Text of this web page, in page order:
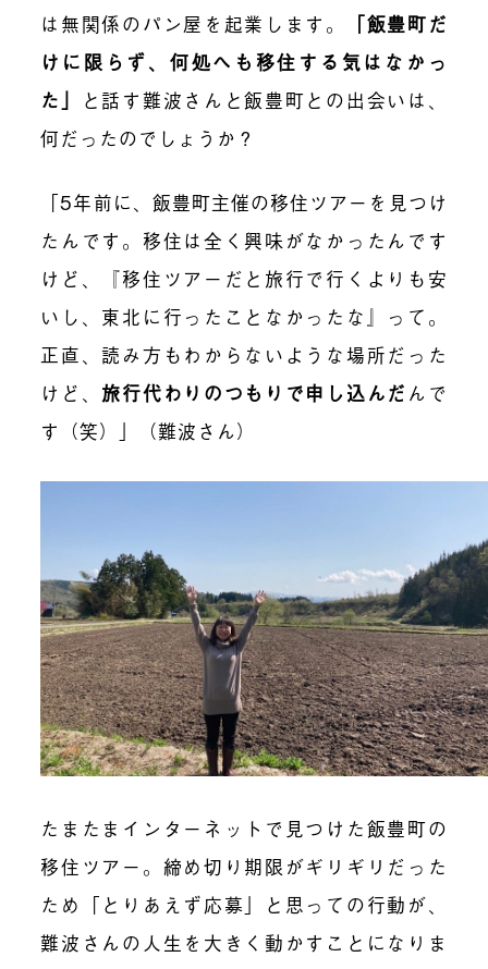
は無関係のパン屋を起業します。
「飯豊町だ
けに限らず、何処へも移住する気はなかっ
た」 と話す難波さんと飯豊町との出会いは、
何だったのでしょうか？
「5年前に、飯豊町主催の移住ツアーを見つけ
たんです。移住は全く興味がなかったんです
けど、『移住ツアーだと旅行で行くよりも安
いし、東北に行ったことなかったな』って。
正直、読み方もわからないような場所だった
けど、 旅行代わりのつもりで申し込んだ んで
す（笑）」（難波さん）
たまたまインターネットで見つけた飯豊町の
移住ツアー。締め切り期限がギリギリだった
ため「とりあえず応募」と思っての行動が、
難波さんの人生を大きく動かすことになりま